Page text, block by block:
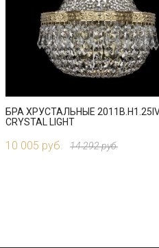
БРА ХРУСТАЛЬНЫЕ
CRYSTAL LIGHT
10 005 руб. 14 292 руб.